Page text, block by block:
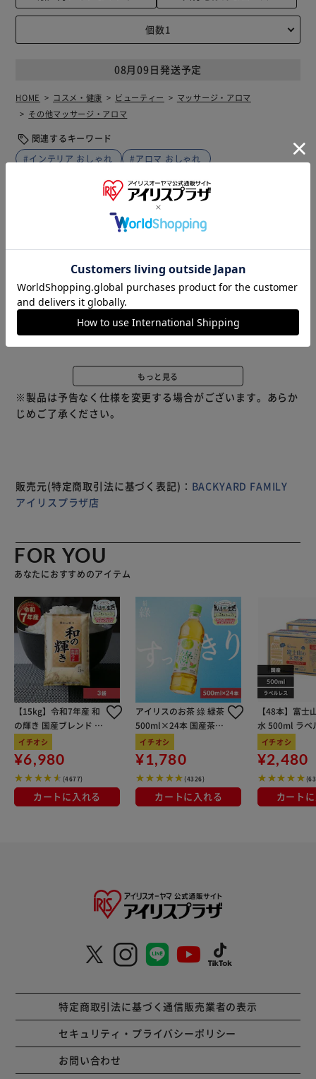
08月09日発送予定
HOME コスメ・健康 ビューティー
マッサージ・アロマ
その他マッサージ・アロマ
関連するキーワード
#インテリア おしゃれ
#アロマ おしゃれ
#消臭効果 おしゃれ
仕様・サイズ
出する「Rheam アップサイクル ルームファブリックスプレ
ー」。 【爽やかな柑橘系アロマ】 シュッとひと吹きするだ
けで、柑橘系の香りがふんわり。気分もリフレッシュ！
【天然精油＆天然水を配合】 北アルプスの天然水に、食品
を製造するときに廃棄される、フルーツの端材から抽出され
の端材から作った、アップサイクルエキス。 【ボトルも環
境に配慮】 サトウキビ由来のバイオマスプラスチック製ボ
トルを採用。 【ファブリックアイテムにも一吹き】 シミに
ならない製法で作られているから安心。就寝前の布団にもス
チする、おしゃれなデザイン。新生活のお祝いやお礼のギフ
トにもおすすめ。
もっと見る
※製品は予告なく仕様を変更する場合がございます。あらか
じめご了承ください。
販売元(特定商取引法に基づく表記)： BACKYARD FAMILY
アイリスプラザ店
FOR YOU
あなたにおすすめのアイテム
【15kg】令和7年産 和
の輝き 国産ブレンド 5
kg×3袋
イチオシ
¥6,980
(4677)
カートに入れる
アイリスのお茶 綠 緑茶
500ml×24本 国産茶葉
100％使用
イチオシ
¥1,780
(4326)
カートに入れる
【48本】富士
水 500ml ラベ
イチオシ
¥2,480
カート
特定商取引法に基づく通信販売業者の表示
セキュリティ・プライバシーポリシー
お問い合わせ